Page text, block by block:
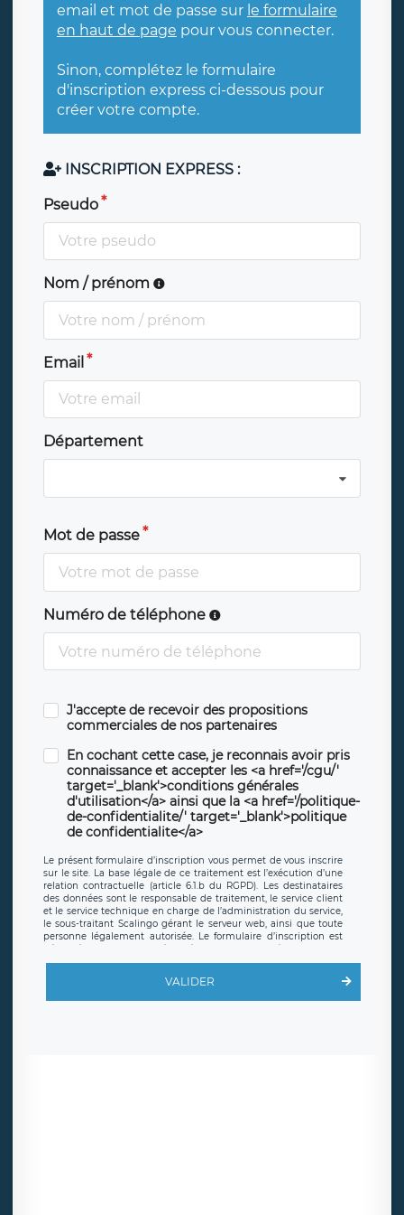
email et mot de passe sur le formulaire
en haut de page pour vous connecter.
Sinon, complétez le formulaire
d'inscription express ci-dessous pour
créer votre compte.
INSCRIPTION EXPRESS :
Pseudo
Nom / prénom
Email
Département
Mot de passe
Numéro de téléphone
J'accepte de recevoir des propositions
commerciales de nos partenaires
En cochant cette case, je reconnais avoir pris
connaissance et accepter les <a href='/cgu/'
target='_blank'>conditions générales
d'utilisation</a> ainsi que la <a href='/politique-
de-confidentialite/' target='_blank'>politique
de confidentialite</a>
Le présent formulaire d’inscription vous permet de vous inscrire
sur le site. La base légale de ce traitement est l’exécution d’une
relation contractuelle (article 6.1.b du RGPD). Les destinataires
des données sont le responsable de traitement, le service client
et le service technique en charge de l’administration du service,
le sous-traitant Scalingo gérant le serveur web, ainsi que toute
personne légalement autorisée. Le formulaire d’inscription est
offrant desclauses de protection conformes au RGPD. Les
en sollicite la suppression, étant entendu que vous pouvez
demander la suppression de vos données et retirer votre
VALIDER